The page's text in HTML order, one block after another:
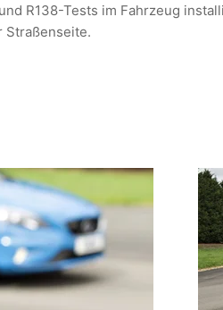
R138-Tests im Fahrzeug
Straßenseite.